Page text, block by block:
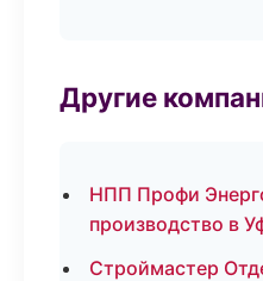
Другие
НПП Профи
производство в
Строймастер